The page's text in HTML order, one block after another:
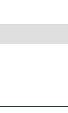
요성 증가 5